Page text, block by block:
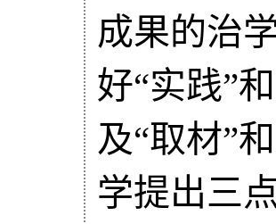
成果的治
好“实践”
及“取材”
学提出三